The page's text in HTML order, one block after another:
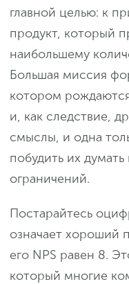
главной целью: к
продукт, который
наибольшему
Большая миссия
котором
и, как следствие,
смыслы, и одна
побудить их
ограничений.
Постарайтесь
означает хороший
его NPS равен 8.
который многие